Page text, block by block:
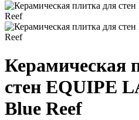
Керамическая
стен EQUIPE
Blue Reef